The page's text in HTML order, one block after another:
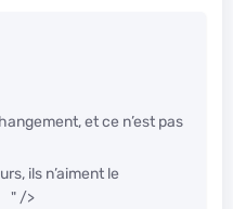
et ce n’est pas
ils n’aiment le
" />